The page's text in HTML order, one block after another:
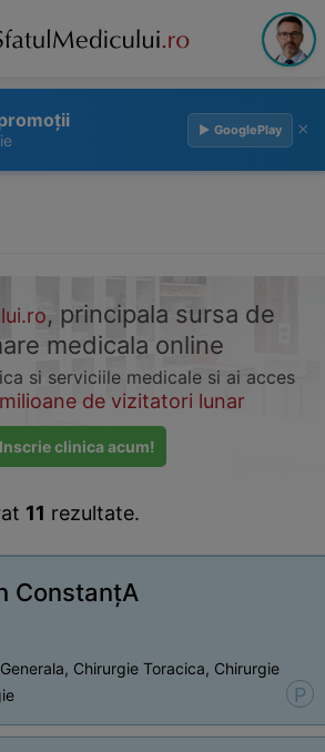
▶ GooglePlay ×
, principala sursa de
medicala online
si serviciile medicale si ai acces
de vizitatori lunar
Inscrie clinica acum!
11 rezultate.
ConstanțA
Chirurgie Toracica, Chirurgie
P